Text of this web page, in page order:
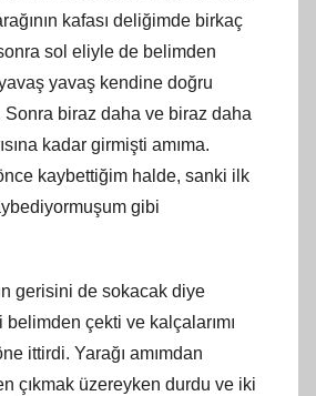
kafası deliğimde birkaç
sol eliyle de belimden
yavaş kendine doğru
Sonra biraz daha ve biraz daha
kadar girmişti amıma.
kaybettiğim halde, sanki ilk
gibi
gerisini de sokacak diye
çekti ve kalçalarımı
ittirdi. Yarağı amımdan
çıkmak üzereyken durdu ve iki